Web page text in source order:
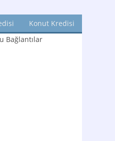
Konut Kredisi
Bağlantılar